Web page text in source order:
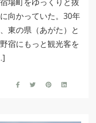
場町をゆっくりと抜
向かっていた。30年
東の県（あがた）と
宿にもっと観光客を